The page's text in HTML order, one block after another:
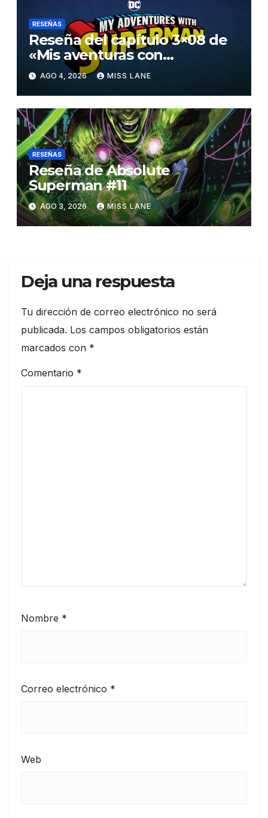
RESEÑAS
Reseña del capítulo 3×08 de
«Mis aventuras con
Superman»
AGO 4, 2026 MISS LANE
RESEÑAS
Reseña de Absolute
Superman #11
AGO 3, 2026 MISS LANE
Deja una respuesta
Tu dirección de correo electrónico no será
publicada. Los campos obligatorios están
marcados con *
Comentario *
Nombre *
Correo electrónico *
Web